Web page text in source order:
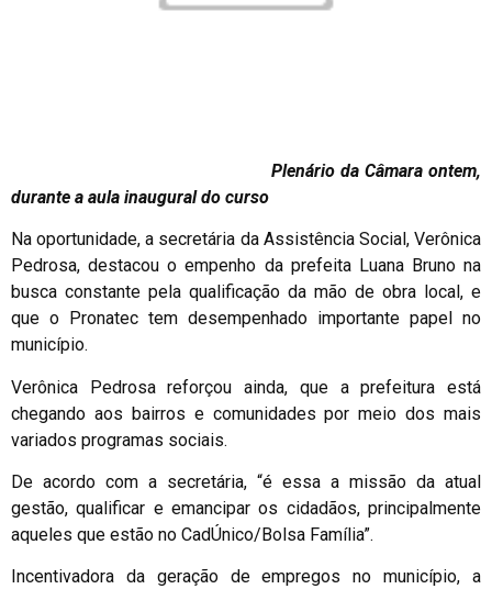
Plenário da Câmara ontem,
durante a aula inaugural do curso
Na oportunidade, a secretária da Assistência Social, Verônica
Pedrosa, destacou o empenho da prefeita Luana Bruno na
busca constante pela qualificação da mão de obra local, e
que o Pronatec tem desempenhado importante papel no
município.
Verônica Pedrosa reforçou ainda, que a prefeitura está
chegando aos bairros e comunidades por meio dos mais
variados programas sociais.
De acordo com a secretária, “é essa a missão da atual
gestão, qualificar e emancipar os cidadãos, principalmente
aqueles que estão no CadÚnico/Bolsa Família”.
Incentivadora da geração de empregos no município, a